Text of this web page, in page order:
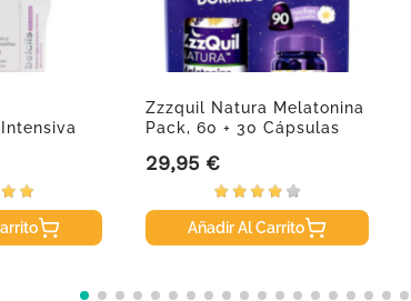
Zzzquil Natura Melatonina
Pack, 60 + 30 Cápsulas
Precio
29,95 €
Añadir Al Carrito